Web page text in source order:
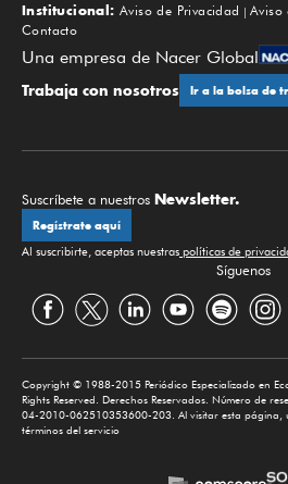
Institucional: Aviso de Privacidad
Aviso
Contacto
Una empresa de Nacer Global
Trabaja con nosotros Ir a la bolsa de
Suscríbete a nuestros Newsletter.
Regístrate aquí
Al suscribirte, aceptas nuestras políticas de
Síguenos
Copyright © 1988-2015 Periódico Especializado en
Rights Reserved. Derechos Reservados. Número de
04-2010-062510353600-203. Al visitar esta página,
términos del servicio